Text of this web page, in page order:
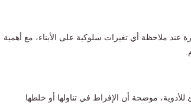
ملاحظة أي تغيرات سلوكية على الأبناء، مع أهمية
موضحة أن الإفراط في تناولها أو خلطها